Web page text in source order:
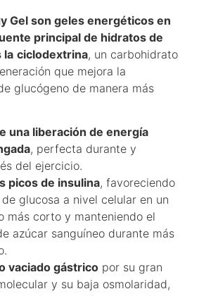
Gel son geles energéticos en
principal de hidratos de
la ciclodextrina, un carbohidrato
que mejora la
glucógeno de manera más
una liberación de energía
, perfecta durante y
del ejercicio.
picos de insulina, favoreciendo
de glucosa a nivel celular en un
más corto y manteniendo el
azúcar sanguíneo durante más
vaciado gástrico por su gran
y su baja osmolaridad,